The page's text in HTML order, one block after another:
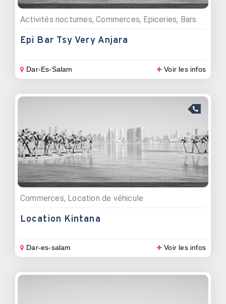
Activités nocturnes, Commerces, Epiceries, Bars
Epi Bar Tsy Very Anjara
Dar-Es-Salam Voir les infos
Commerces, Location de véhicule
Location Kintana
Dar-es-salam Voir les infos